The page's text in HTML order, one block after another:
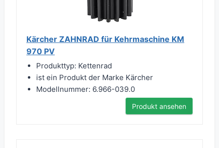
Kärcher ZAHNRAD für Kehrmaschine KM
970 PV
Produkttyp: Kettenrad
ist ein Produkt der Marke Kärcher
Modellnummer: 6.966-039.0
Produkt ansehen